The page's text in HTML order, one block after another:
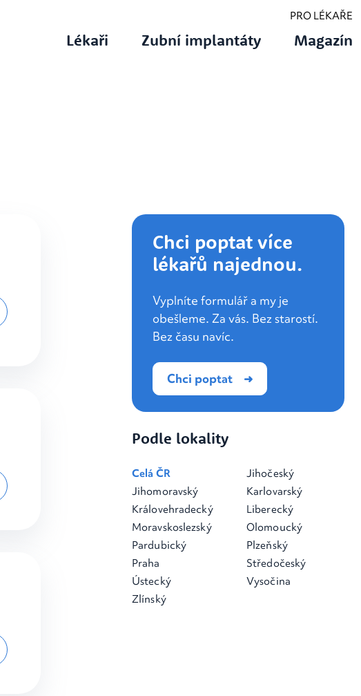
PRO LÉKAŘE
Lékaři Zubní implantáty Magazín
Chci poptat více
lékařů najednou.
Vyplníte formulář a my je
obešleme. Za vás. Bez starostí.
Bez času navíc.
Chci poptat
Podle lokality
Celá ČR
Jihočeský
Jihomoravský
Karlovarský
Královehradecký
Liberecký
Moravskoslezský
Olomoucký
Pardubický
Plzeňský
Praha
Středočeský
Ústecký
Vysočina
Zlínský